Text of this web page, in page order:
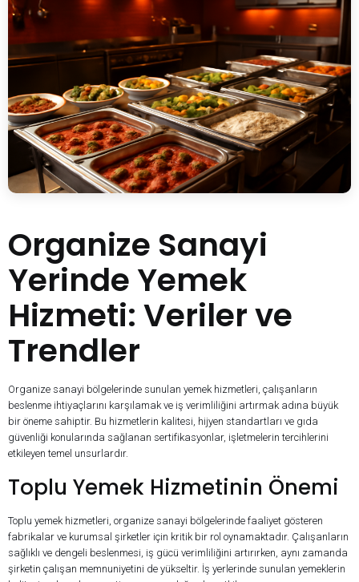
Organize Sanayi
Yerinde Yemek
Hizmeti: Veriler ve
Trendler
Organize sanayi bölgelerinde sunulan yemek hizmetleri, çalışanların
beslenme ihtiyaçlarını karşılamak ve iş verimliliğini artırmak adına büyük
bir öneme sahiptir. Bu hizmetlerin kalitesi, hijyen standartları ve gıda
güvenliği konularında sağlanan sertifikasyonlar, işletmelerin tercihlerini
etkileyen temel unsurlardır.
Toplu Yemek Hizmetinin Önemi
Toplu yemek hizmetleri, organize sanayi bölgelerinde faaliyet gösteren
fabrikalar ve kurumsal şirketler için kritik bir rol oynamaktadır. Çalışanların
sağlıklı ve dengeli beslenmesi, iş gücü verimliliğini artırırken, aynı zamanda
şirketin çalışan memnuniyetini de yükseltir. İş yerlerinde sunulan yemeklerin